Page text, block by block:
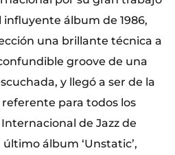
álbum de 1986,
una brillante técnica a
groove de una
y llegó a ser de la
para todos los
de Jazz de
álbum ‘Unstatic’,